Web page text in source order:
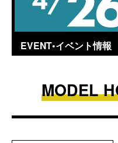
MODEL
EVENT•イベント情報